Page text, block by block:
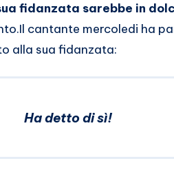
fidanzata sarebbe in
Il cantante mercoledi ha
alla sua fidanzata:
Ha detto di sì!